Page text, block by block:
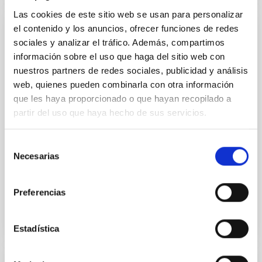
Las cookies de este sitio web se usan para personalizar
el contenido y los anuncios, ofrecer funciones de redes
sociales y analizar el tráfico. Además, compartimos
información sobre el uso que haga del sitio web con
nuestros partners de redes sociales, publicidad y análisis
web, quienes pueden combinarla con otra información
que les haya proporcionado o que hayan recopilado a
partir del uso que haya hecho de sus servicios.
Necesarias
Preferencias
Estadística
Modificación nº 1 a la Carta Acuerdo sobre
el experimento en colaboración entre el
IAC y la Organización Europea de
InvestigaciónAstronómica Hemisferio Sur.
Ampliar los objetivos de la colaboración para permitir
que los experimentos de campo LGS-AO sean
realizados en el telescopio WHT de La Palma en